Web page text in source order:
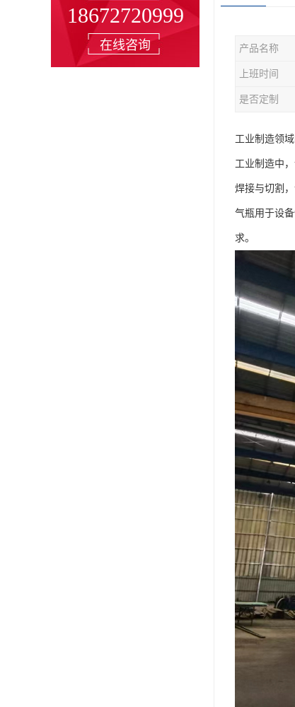
18672720999
在线咨询 产品名称
上班时间
是否定制
工业制造领
工业制造中
焊接与切割
气瓶用于设
求。​